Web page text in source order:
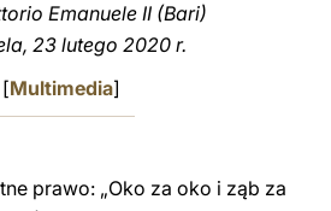
Emanuele II (Bari)
23 lutego 2020 r.
[Multimedia]
prawo: „Oko za oko i ząb za